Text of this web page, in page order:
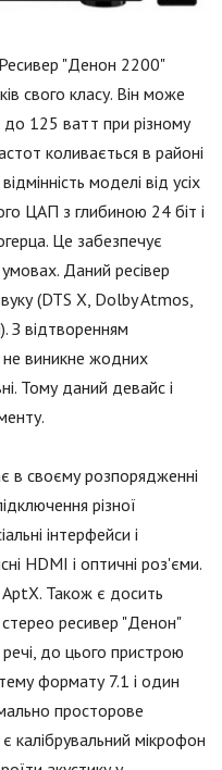
"Денон 2200"
свого класу. Він може
до 125 ватт при різному
коливається в районі
моделі від усіх
ЦАП з глибиною 24 біт і
Це забезпечує
Даний ресівер
(DTS X, Dolby Atmos,
З відтворенням
не виникне жодних
Тому даний девайс і
в своєму розпорядженні
різної
інтерфейси і
HDMI і оптичні роз'єми.
Також є досить
ресивер "Денон"
до цього пристрою
формату 7.1 і один
просторове
калібрувальний мікрофон